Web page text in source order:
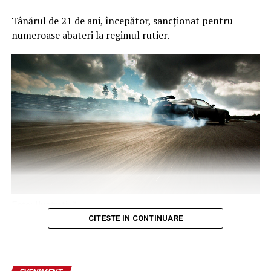
Tânărul de 21 de ani, începător, sancționat pentru
numeroase abateri la regimul rutier.
Foto: Ilustrativă
Adina Sîrbu,
CITESTE IN CONTINUARE